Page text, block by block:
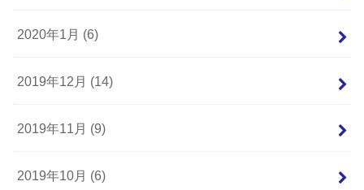
2020年1月 (6)
2019年12月 (14)
2019年11月 (9)
2019年10月 (6)